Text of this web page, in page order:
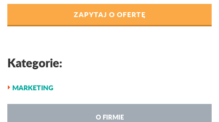
ZAPYTAJ O OFERTĘ
Kategorie:
MARKETING
O FIRMIE